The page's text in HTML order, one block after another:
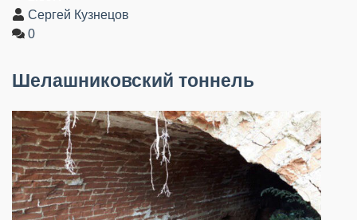
Сергей Кузнецов
0
Шелашниковский тоннель